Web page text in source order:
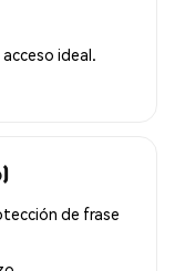
ideal.
de frase